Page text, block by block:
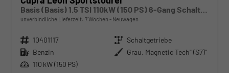
Basis (Basis) 1.5 TSI 110kW (150 PS) 6-Gang Schaltgetriebe
unverbindliche Lieferzeit: 7 Wochen Neuwagen
Fahrzeugnr. 10401117 Getriebe Schaltgetriebe
Kraftstoff Benzin Außenfarbe Grau, Magnetic Tech" (S7)"
Leistung 110 kW (150 PS)